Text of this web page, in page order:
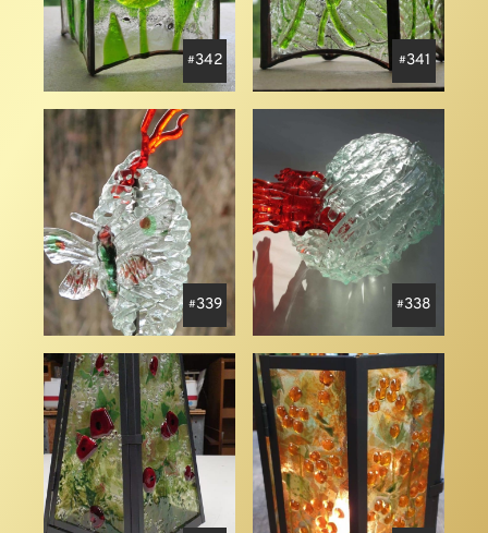
342 341
339 338